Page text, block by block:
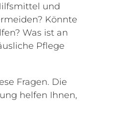
und
Könnte
Was ist an
Pflege
Fragen. Die
helfen Ihnen,